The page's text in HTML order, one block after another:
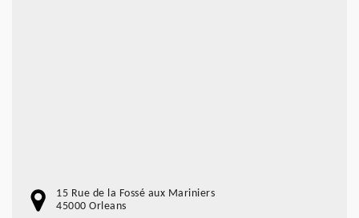
15 Rue de la Fossé aux Mariniers
45000 Orleans